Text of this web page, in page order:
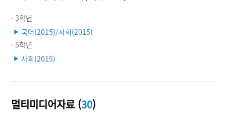
· 3학년
▶ 국어(2015)/사회(2015)
· 5학년
▶ 사회(2015)
멀티미디어자료 (30)